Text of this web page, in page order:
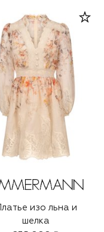
Платье изо льна и
шелка